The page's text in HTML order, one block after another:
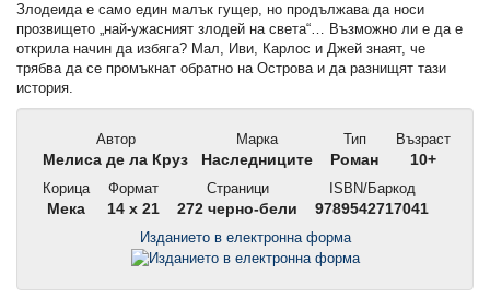
Злодеида е само един малък гущер, но продължава да носи
прозвището „най-ужасният злодей на света“… Възможно ли е да е
открила начин да избяга? Мал, Иви, Карлос и Джей знаят, че
трябва да се промъкнат обратно на Острова и да разнищят тази
история.
Автор
Мелиса де ла Круз
Марка
Наследниците
Тип
Роман
Възраст
10+
Корица
Мека
Формат
14 x 21
Страници
272 черно-бели
ISBN/Баркод
9789542717041
Изданието в електронна форма